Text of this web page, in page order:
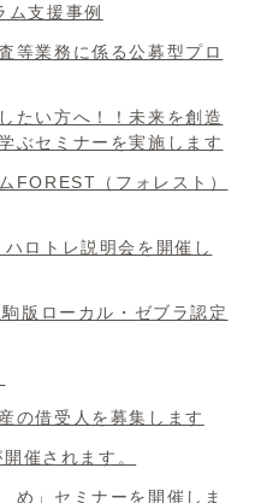
支援事例
等業務に係る公募型プロ
たい方へ！！未来を創造
ぶセミナーを実施します
FOREST（フォレスト）
ロトレ説明会を開催し
版ローカル・ゼブラ認定
の借受人を募集します
催されます。
め」セミナーを開催しま